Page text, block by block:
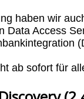
haben wir
Data Access
ab sofort für